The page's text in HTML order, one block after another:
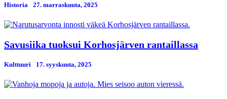
Historia 27. marraskuuta, 2025
Savusiika tuoksui Korhosjärven rantaillassa
Kulttuuri 17. syyskuuta, 2025